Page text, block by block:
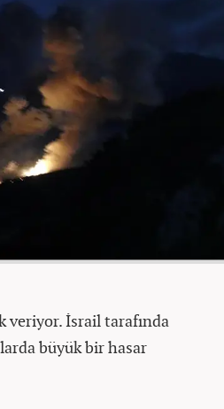
veriyor. İsrail tarafında
büyük bir hasar